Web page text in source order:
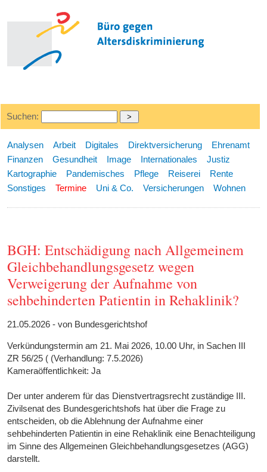
Suchen:
Analysen Arbeit Digitales Direktversicherung
Ehrenamt
Finanzen
Gesundheit Image Internationales
Justiz
Kartographie
Pandemisches Pflege Reiserei
Rente
Sonstiges
Termine Uni & Co. Versicherungen Wohnen
BGH: Entschädigung nach Allgemeinem
Gleichbehandlungsgesetz wegen
Verweigerung der Aufnahme von
sehbehinderten Patientin in Rehaklinik?
21.05.2026 - von Bundesgerichtshof
Verkündungstermin am 21. Mai 2026, 10.00 Uhr, in Sachen III
ZR 56/25 ( (Verhandlung: 7.5.2026)
Kameraöffentlichkeit: Ja
Der unter anderem für das Dienstvertragsrecht zuständige III.
Zivilsenat des Bundesgerichtshofs hat über die Frage zu
entscheiden, ob die Ablehnung der Aufnahme einer
sehbehinderten Patientin in eine Rehaklinik eine Benachteiligung
im Sinne des Allgemeinen Gleichbehandlungsgesetzes (AGG)
darstellt.